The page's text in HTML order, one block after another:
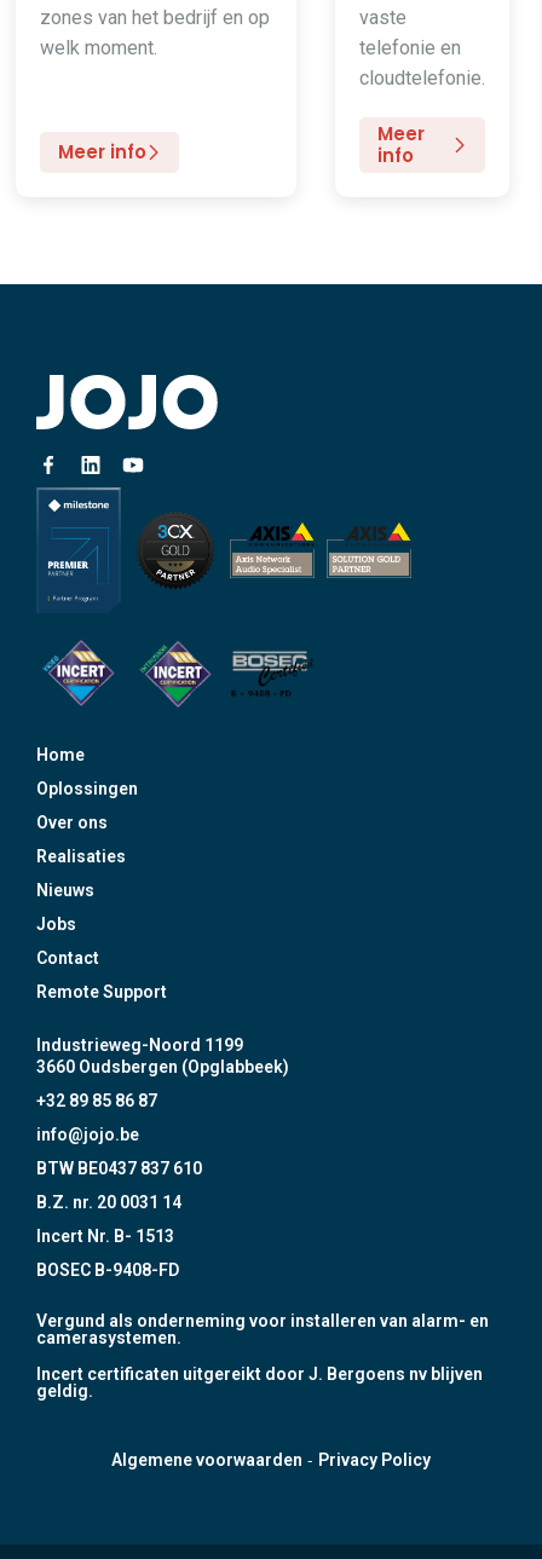
zones van het bedrijf en op
welk moment.
Meer info
vaste
telefonie en
cloudtelefonie.
Meer
info
Home
Oplossingen
Over ons
Realisaties
Nieuws
Jobs
Contact
Remote Support
Industrieweg-Noord 1199
3660 Oudsbergen (Opglabbeek)
+32 89 85 86 87
info@jojo.be
BTW BE0437 837 610
B.Z. nr. 20 0031 14
Incert Nr. B- 1513
BOSEC B-9408-FD
Vergund als onderneming voor installeren van alarm- en
camerasystemen.
Incert certificaten uitgereikt door J. Bergoens nv blijven
geldig.
Algemene voorwaarden - Privacy Policy